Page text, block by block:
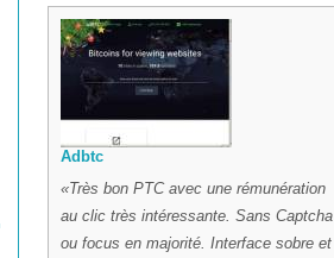
Adbtc
Très bon PTC avec une rémunération
au clic très intéressante. Sans Captcha
ou focus en majorité. Interface sobre et